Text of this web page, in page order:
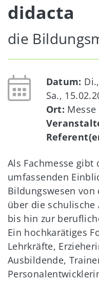
didacta
die
Datum:
Sa.,
Ort:
Als Fachmesse gibt
umfassenden
Bildungswesen
über die
bis hin zur
Ein hochkarätiges
Lehrkräfte,
Ausbildende,